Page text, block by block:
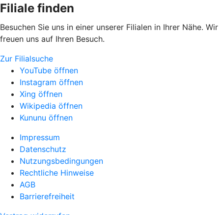
Filiale finden
Besuchen Sie uns in einer unserer Filialen in Ihrer Nähe. Wir
freuen uns auf Ihren Besuch.
Zur Filialsuche
YouTube öffnen
Instagram öffnen
Xing öffnen
Wikipedia öffnen
Kununu öffnen
Impressum
Datenschutz
Nutzungsbedingungen
Rechtliche Hinweise
AGB
Barrierefreiheit